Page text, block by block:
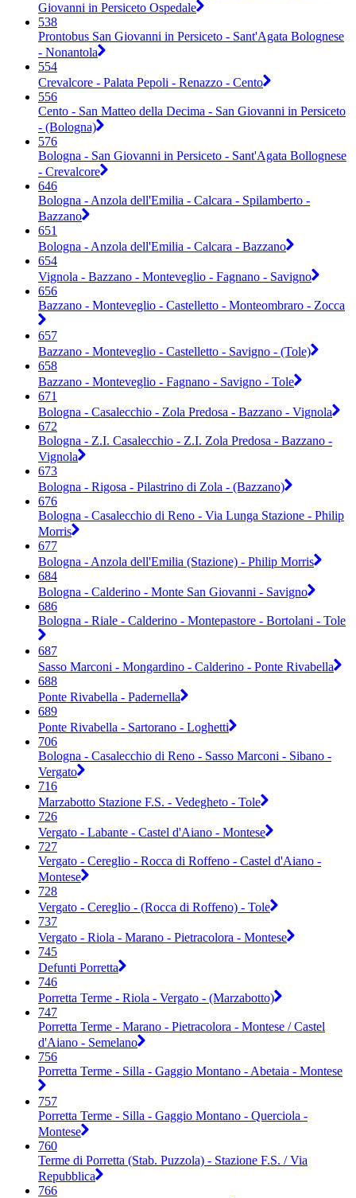
Giovanni in Persiceto Ospedale
538
Prontobus San Giovanni in Persiceto - Sant'Agata Bolognese
- Nonantola
554
Crevalcore - Palata Pepoli - Renazzo - Cento
556
Cento - San Matteo della Decima - San Giovanni in Persiceto
- (Bologna)
576
Bologna - San Giovanni in Persiceto - Sant'Agata Bollognese
- Crevalcore
646
Bologna - Anzola dell'Emilia - Calcara - Spilamberto -
Bazzano
651
Bologna - Anzola dell'Emilia - Calcara - Bazzano
654
Vignola - Bazzano - Monteveglio - Fagnano - Savigno
656
Bazzano - Monteveglio - Castelletto - Monteombraro - Zocca
657
Bazzano - Monteveglio - Castelletto - Savigno - (Tole)
658
Bazzano - Monteveglio - Fagnano - Savigno - Tole
671
Bologna - Casalecchio - Zola Predosa - Bazzano - Vignola
672
Bologna - Z.I. Casalecchio - Z.I. Zola Predosa - Bazzano -
Vignola
673
Bologna - Rigosa - Pilastrino di Zola - (Bazzano)
676
Bologna - Casalecchio di Reno - Via Lunga Stazione - Philip
Morris
677
Bologna - Anzola dell'Emilia (Stazione) - Philip Morris
684
Bologna - Calderino - Monte San Giovanni - Savigno
686
Bologna - Riale - Calderino - Montepastore - Bortolani - Tole
687
Sasso Marconi - Mongardino - Calderino - Ponte Rivabella
688
Ponte Rivabella - Padernella
689
Ponte Rivabella - Sartorano - Loghetti
706
Bologna - Casalecchio di Reno - Sasso Marconi - Sibano -
Vergato
716
Marzabotto Stazione F.S. - Vedegheto - Tole
726
Vergato - Labante - Castel d'Aiano - Montese
727
Vergato - Cereglio - Rocca di Roffeno - Castel d'Aiano -
Montese
728
Vergato - Cereglio - (Rocca di Roffeno) - Tole
737
Vergato - Riola - Marano - Pietracolora - Montese
745
Defunti Porretta
746
Porretta Terme - Riola - Vergato - (Marzabotto)
747
Porretta Terme - Marano - Pietracolora - Montese / Castel
d'Aiano - Semelano
756
Porretta Terme - Silla - Gaggio Montano - Abetaia - Montese
757
Porretta Terme - Silla - Gaggio Montano - Querciola -
Montese
760
Terme di Porretta (Stab. Puzzola) - Stazione F.S. / Via
Repubblica
766